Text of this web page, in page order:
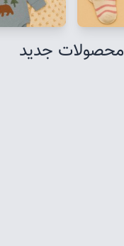
محصولات جدید